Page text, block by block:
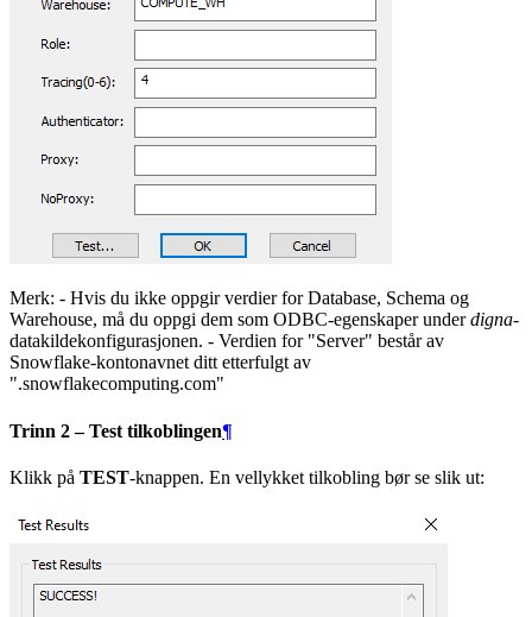
Merk: - Hvis du ikke oppgir verdier for Database, Schema og
Warehouse, må du oppgi dem som ODBC-egenskaper underdigna-
datakildekonfigurasjonen. - Verdien for "Server" består av
Snowflake-kontonavnet ditt etterfulgt av
".snowflakecomputing.com"
Trinn 2 – Test tilkoblingen¶
Klikk på TEST-knappen. En vellykket tilkobling bør se slik ut: